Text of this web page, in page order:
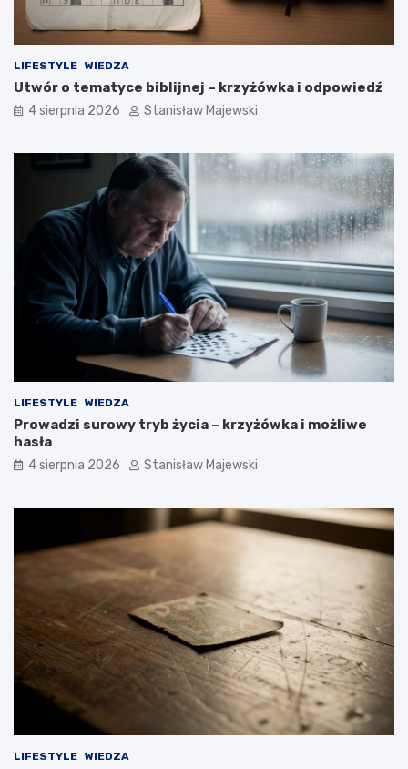
LIFESTYLE WIEDZA
Utwór o tematyce biblijnej – krzyżówka i odpowiedź
4 sierpnia 2026 Stanisław Majewski
LIFESTYLE WIEDZA
Prowadzi surowy tryb życia – krzyżówka i możliwe
hasła
4 sierpnia 2026 Stanisław Majewski
LIFESTYLE WIEDZA